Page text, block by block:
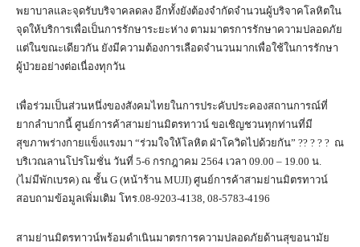
พยาบาลและจุดรับบริจาคลดลง อีกทั้งยังต้องจำกัดจำนวนผู้บริจาคโลหิตใน
จุดให้บริการเพื่อเป็นการรักษาระยะห่าง ตามมาตรการรักษาความปลอดภัย
แต่ในขณะเดียวกัน ยังมีความต้องการเลือดจำนวนมากเพื่อใช้ในการรักษา
ผู้ป่วยอย่างต่อเนื่องทุกวัน
เพื่อร่วมเป็นส่วนหนึ่งของสังคมไทยในการประคับประคองสถานการณ์ที่
ยากลำบากนี้ ศูนย์การค้าสามย่านมิตรทาวน์ ขอเชิญชวนทุกท่านที่มี
สุขภาพร่างกายแข็งแรงมา “ร่วมใจให้โลหิต ฝ่าโควิดไปด้วยกัน” ??️ ?️ ?️ ?️ ณ
บริเวณลานโปรโมชั่น วันที่ 5-6 กรกฎาคม 2564 เวลา 09.00 – 19.00 น.
(ไม่มีพักเบรค) ณ ชั้น G (หน้าร้าน MUJI) ศูนย์การค้าสามย่านมิตรทาวน์
สอบถามข้อมูลเพิ่มเติม โทร.08-9203-4138, 08-5783-4196
สามย่านมิตรทาวน์พร้อมดำเนินมาตรการความปลอดภัยด้านสุขอนามัย